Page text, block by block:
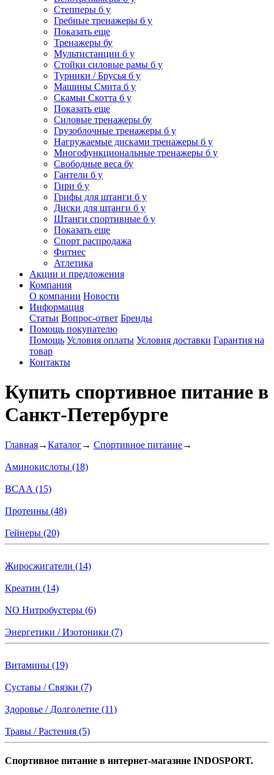
Степперы б у
Гребные тренажеры б у
Показать еще
Тренажеры бу
Мультистанции б у
Стойки силовые рамы б у
Турники / Брусья б у
Машины Смита б у
Скамьи Скотта б у
Показать еще
Силовые тренажеры бу
Грузоблочные тренажеры б у
Нагружаемые дисками тренажеры б у
Многофункциональные тренажеры б у
Свободные веса бу
Гантели б у
Гири б у
Грифы для штанги б у
Диски для штанги б у
Штанги спортивные б у
Показать еще
Спорт распродажа
Фитнес
Атлетика
Акции и предложения
Компания
О компании Новости
Информация
Статьи Вопрос-ответ Бренды
Помощь покупателю
Помощь Условия оплаты Условия доставки Гарантия на
товар
Контакты
Купить спортивное питание в
Санкт-Петербурге
Главная→Каталог→ Спортивное питание→
Аминокислоты (18)
BCAA (15)
Протеины (48)
Гейнеры (20)
Жиросжигатели (14)
Креатин (14)
NO Нитробустеры (6)
Энергетики / Изотоники (7)
Витамины (19)
Суставы / Связки (7)
Здоровье / Долголетие (11)
Травы / Растения (5)
Спортивное питание в интернет-магазине INDOSPORT.